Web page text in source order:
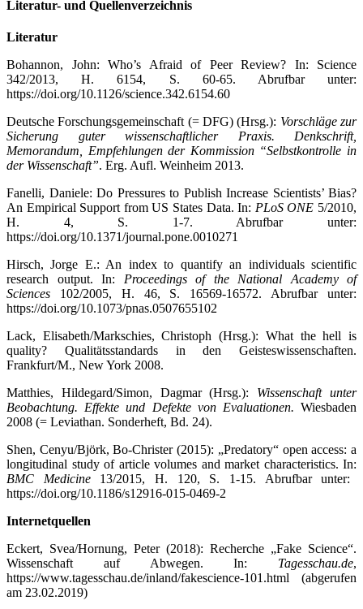
Literatur- und Quellenverzeichnis
Literatur
Bohannon, John: Who’s Afraid of Peer Review? In: Science
342/2013, H. 6154, S. 60-65. Abrufbar unter:
https://doi.org/10.1126/science.342.6154.60
Deutsche Forschungsgemeinschaft (= DFG) (Hrsg.): Vorschläge zur
Sicherung guter wissenschaftlicher Praxis. Denkschrift,
Memorandum, Empfehlungen der Kommission “Selbstkontrolle in
der Wissenschaft”. Erg. Aufl. Weinheim 2013.
Fanelli, Daniele: Do Pressures to Publish Increase Scientists’ Bias?
An Empirical Support from US States Data. In: PLoS ONE 5/2010,
H. 4, S. 1-7. Abrufbar unter:
https://doi.org/10.1371/journal.pone.0010271
Hirsch, Jorge E.: An index to quantify an individuals scientific
research output. In: Proceedings of the National Academy of
Sciences 102/2005, H. 46, S. 16569-16572. Abrufbar unter:
https://doi.org/10.1073/pnas.0507655102
Lack, Elisabeth/Markschies, Christoph (Hrsg.): What the hell is
quality? Qualitätsstandards in den Geisteswissenschaften.
Frankfurt/M., New York 2008.
Matthies, Hildegard/Simon, Dagmar (Hrsg.): Wissenschaft unter
Beobachtung. Effekte und Defekte von Evaluationen. Wiesbaden
2008 (= Leviathan. Sonderheft, Bd. 24).
Shen, Cenyu/Björk, Bo-Christer (2015): „Predatory“ open access: a
longitudinal study of article volumes and market characteristics. In:
BMC Medicine13/2015, H. 120, S. 1-15. Abrufbar unter:
https://doi.org/10.1186/s12916-015-0469-2
Internetquellen
Eckert, Svea/Hornung, Peter (2018): Recherche „Fake Science“.
Wissenschaft auf Abwegen. In: Tagesschau.de,
https://www.tagesschau.de/inland/fakescience-101.html (abgerufen
am 23.02.2019)